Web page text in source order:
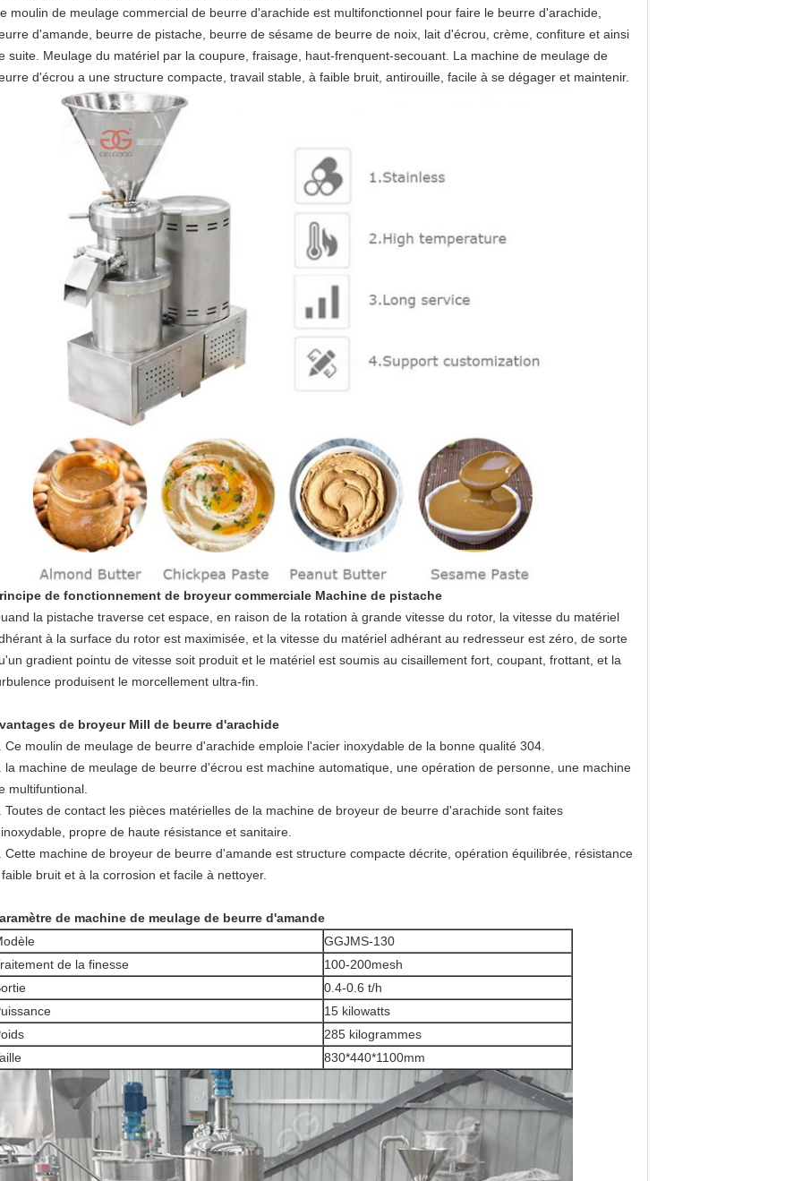
moulin de meulage commercial de beurre d'arachide est multifonctionnel pour faire le beurre d'arachide,
d'amande, beurre de pistache, beurre de sésame de beurre de noix, lait d'écrou, crème, confiture et ainsi
suite. Meulage du matériel par la coupure, fraisage, haut-frenquent-secouant. La machine de meulage de
d'écrou a une structure compacte, travail stable, à faible bruit, antirouille, facile à se dégager et maintenir.
de fonctionnement de broyeur commerciale Machine de pistache
la pistache traverse cet espace, en raison de la rotation à grande vitesse du rotor, la vitesse du matériel
à la surface du rotor est maximisée, et la vitesse du matériel adhérant au redresseur est zéro, de sorte
gradient pointu de vitesse soit produit et le matériel est soumis au cisaillement fort, coupant, frottant, et la
produisent le morcellement ultra-fin.
de broyeur Mill de beurre d'arachide
Ce moulin de meulage de beurre d'arachide emploie l'acier inoxydable de la bonne qualité 304.
la machine de meulage de beurre d'écrou est machine automatique, une opération de personne, une machine
multifuntional.
Toutes de contact les pièces matérielles de la machine de broyeur de beurre d'arachide sont faites
propre de haute résistance et sanitaire.
Cette machine de broyeur de beurre d'amande est structure compacte décrite, opération équilibrée, résistance
bruit et à la corrosion et facile à nettoyer.
de machine de meulage de beurre d'amande
GGJMS-130
de la finesse
100-200mesh
0.4-0.6 t/h
15 kilowatts
285 kilogrammes
830*440*1100mm